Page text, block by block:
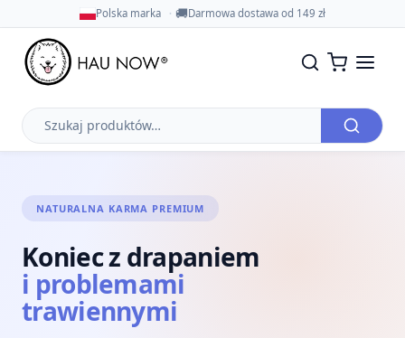
Polska marka 🚚Darmowa dostawa od 149 zł
Szukaj
produktów
NATURALNA KARMA PREMIUM
Koniec z drapaniem
i problemami
trawiennymi